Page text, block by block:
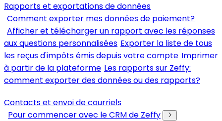
Rapports et exportations de données
Comment exporter mes données de paiement?
Afficher et télécharger un rapport avec les réponses
aux questions personnalisées Exporter la liste de tous
les reçus d'impôts émis depuis votre compte Imprimer
à partir de la plateforme Les rapports sur Zeffy:
comment exporter des données ou des rapports?
Contacts et envoi de courriels
Pour commencer avec le CRM de Zeffy